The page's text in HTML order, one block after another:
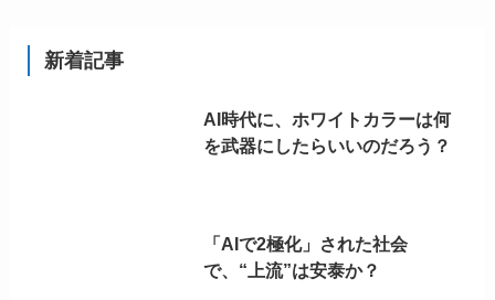
新着記事
AI時代に、ホワイトカラーは何
を武器にしたらいいのだろう？
「AIで2極化」された社会
で、“上流”は安泰か？